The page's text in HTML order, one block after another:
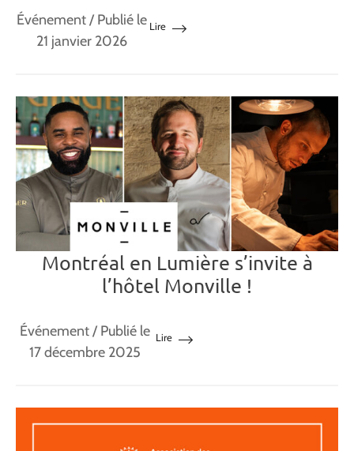
Événement/ Publié le
21 janvier 2026
Lire
Montréal en Lumière s’invite à
l’hôtel Monville !
Événement/ Publié le
17 décembre 2025
Lire